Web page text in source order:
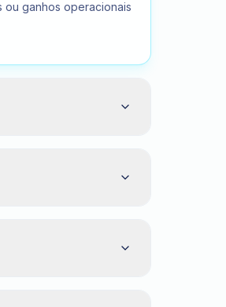
ou ganhos operacionais